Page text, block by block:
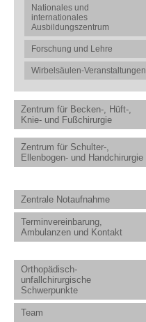
Nationales und
internationales
Ausbildungszentrum
Forschung und Lehre
Wirbelsäulen-Veranstaltungen
Zentrum für Becken-, Hüft-,
Knie- und Fußchirurgie
Zentrum für Schulter-,
Ellenbogen- und Handchirurgie
Zentrale Notaufnahme
Terminvereinbarung,
Ambulanzen und Kontakt
Orthopädisch-
unfallchirurgische
Schwerpunkte
Team